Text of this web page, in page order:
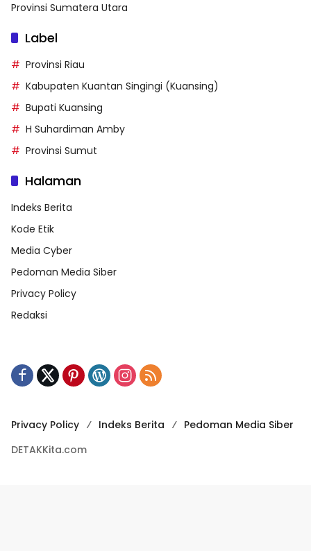
Bupati Kuansing
H Suhardiman Amby
Halaman
Indeks Berita
Kode Etik
Media Cyber
Pedoman Media Siber